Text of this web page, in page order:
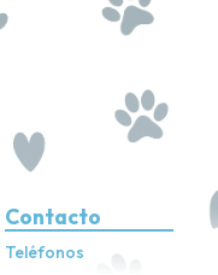
Contacto
Teléfonos